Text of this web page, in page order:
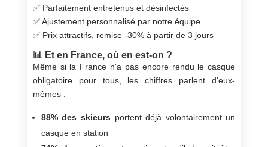
✅ Parfaitement entretenus et désinfectés
✅ Ajustement personnalisé par notre équipe
✅ Prix attractifs, remise -30% à partir de 3 jours
📊 Et en France, où en est-on ?
Même si la France n'a pas encore rendu le casque
obligatoire pour tous, les chiffres parlent d'eux-
mêmes :
88% des skieurs portent déjà volontairement un
casque en station